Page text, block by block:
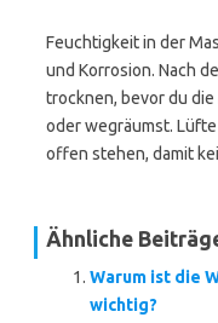
Feuchtigkeit in der
und Korrosion. Nach
trocknen, bevor du
oder wegräumst.
offen stehen, damit
Ähnliche
Warum ist die
wichtig?